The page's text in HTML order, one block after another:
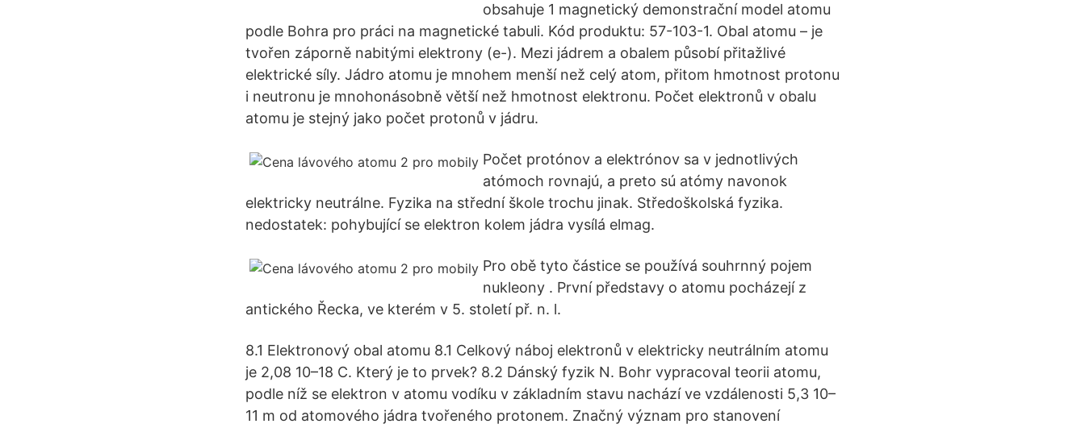
obsahuje 1 magnetický demonstrační model atomu
podle Bohra pro práci na magnetické tabuli. Kód produktu: 57-103-1. Obal atomu – je
tvořen záporně nabitými elektrony (e-). Mezi jádrem a obalem působí přitažlivé
elektrické síly. Jádro atomu je mnohem menší než celý atom, přitom hmotnost protonu
i neutronu je mnohonásobně větší než hmotnost elektronu. Počet elektronů v obalu
atomu je stejný jako počet protonů v jádru.
Počet protónov a elektrónov sa v jednotlivých
atómoch rovnajú, a preto sú atómy navonok
elektricky neutrálne. Fyzika na střední škole trochu jinak. Středoškolská fyzika.
nedostatek: pohybující se elektron kolem jádra vysílá elmag.
Pro obě tyto částice se používá souhrnný pojem
nukleony . První představy o atomu pocházejí z
antického Řecka, ve kterém v 5. století př. n. l.
8.1 Elektronový obal atomu 8.1 Celkový náboj elektronů v elektricky neutrálním atomu
je 2,08 10–18 C. Který je to prvek? 8.2 Dánský fyzik N. Bohr vypracoval teorii atomu,
podle níž se elektron v atomu vodíku v základním stavu nachází ve vzdálenosti 5,3 10–
11 m od atomového jádra tvořeného protonem. Značný význam pro stanovení